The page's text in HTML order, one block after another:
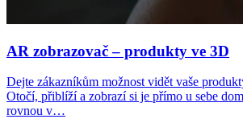
AR zobrazovač – produkty ve 3D
Dejte zákazníkům možnost vidět vaše
Otočí, přiblíží a zobrazí si je přímo u sebe
rovnou v…